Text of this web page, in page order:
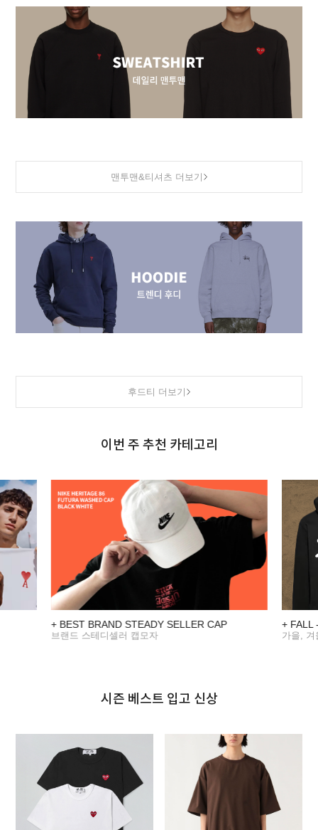
맨투맨&티셔츠 더보기
후드티 더보기
이번 주 추천 카테고리
+ BEST BRAND STEADY SELLER CAP
브랜드 스테디셀러 캡모자
+ FALL
가을, 겨
시즌 베스트 입고 신상